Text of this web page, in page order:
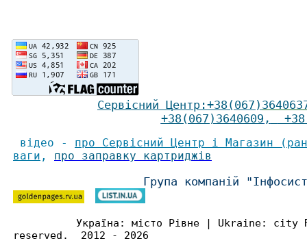
Сервісний Центр :+38(067)
+38(067)3640609 ,
відео - про Сервісний Центр і Магазин
ваги , про заправку картриджів
Група компаній
Україна: місто Рівне | Ukraine:
reserved. 2012 - 2026